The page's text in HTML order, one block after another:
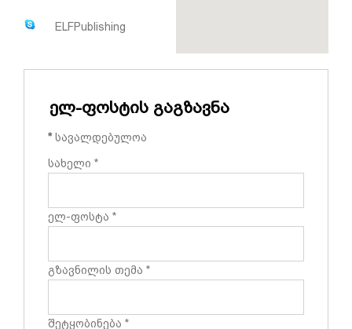
ELFPublishing
ელ-ფოსტის გაგზავნა
*სავალდებულოა
სახელი *
ელ-ფოსტა *
გზავნილის თემა *
შეტყობინება *